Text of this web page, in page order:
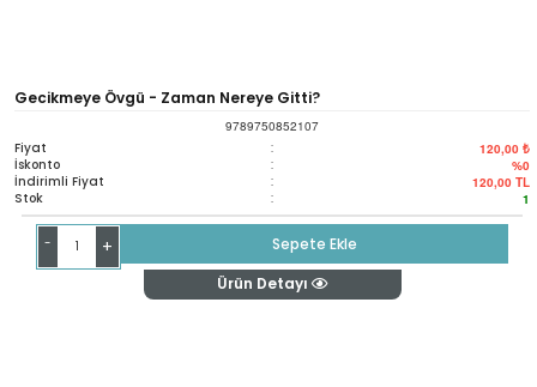
Gecikmeye Övgü - Zaman Nereye Gitti?
9789750852107
Fiyat : 120,00 ₺
İskonto : %0
İndirimli Fiyat : 120,00 TL
Stok : 1
- +
Sepete Ekle
Ürün Detayı